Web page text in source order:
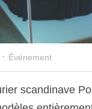
· Événement
scandinave